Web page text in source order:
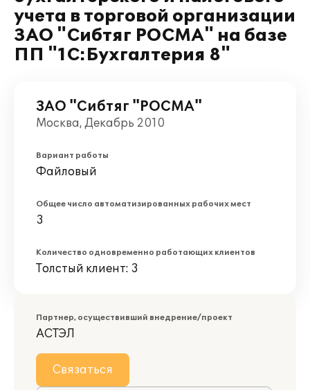
учета в торговой организации
ЗАО "Сибтяг РОСМА" на базе
ПП "1С:Бухгалтерия 8"
ЗАО "Сибтяг "РОСМА"
Москва, Декабрь 2010
Вариант работы
Файловый
Общее число автоматизированных рабочих мест
3
Количество одновременно работающих клиентов
Толстый клиент: 3
Партнер, осуществивший внедрение/проект
АСТЭЛ
Связаться